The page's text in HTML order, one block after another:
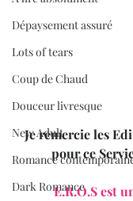
Dépaysement assuré
Lots of tears
Coup de Chaud
Douceur livresque
New Adult
Romance
Dark Romance
Je remercie les
pour ce
E.R.O.S est